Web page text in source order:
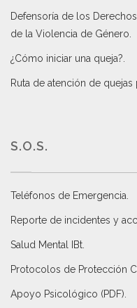
Defensoría de los
de la Violencia de Género
¿Cómo iniciar una queja?
Ruta de atención de
S.O.S.
Teléfonos de Emergencia.
Reporte de incidentes y
Salud Mental IBt
Protocolos de Protección
Apoyo Psicológico (PDF)